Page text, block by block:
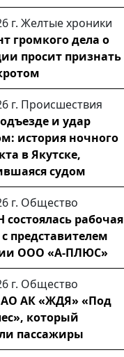
г. Желтые хроники
громкого дела о
просит признать
г. Происшествия
и удар
история ночного
в Якутске,
судом
г. Общество
рабочая
представителем
ООО «А-ПЛЮС»
г. Общество
АК «ЖДЯ» «Под
который
пассажиры